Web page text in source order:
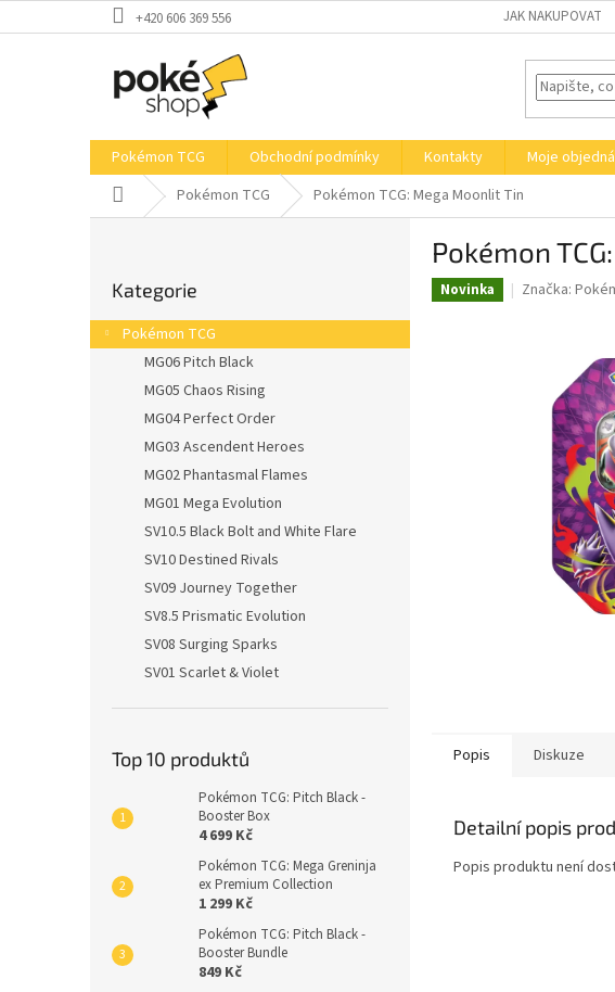
na
+420 606 369 556 JAK NAKUPOVAT
Pokémon TCG Obchodní podmínky Kontakty
Moje
Domů Pokémon TCG Pokémon TCG: Mega Moonlit Tin
r
a
kategorie
Kategorie
Pokémon TCG
MG06 Pitch Black
MG05 Chaos Rising
MG04 Perfect Order
MG03 Ascendent Heroes
MG02 Phantasmal Flames
MG01 Mega Evolution
SV10.5 Black Bolt and White Flare
SV10 Destined Rivals
SV09 Journey Together
SV8.5 Prismatic Evolution
SV08 Surging Sparks
SV01 Scarlet & Violet
Top 10 produktů
Pokémon TCG: Pitch Black -
Booster Box
4 699 Kč
Pokémon TCG: Mega Greninja
ex Premium Collection
1 299 Kč
Pokémon TCG: Pitch Black -
Booster Bundle
849 Kč
Pokémon
Novinka Značka:
Popis Diskuze
Detailní popis
Popis produktu není